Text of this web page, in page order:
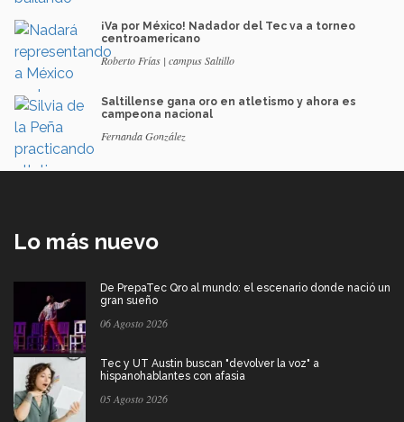
¡Va por México! Nadador del Tec va a torneo
centroamericano
Roberto Frías | campus Saltillo
Saltillense gana oro en atletismo y ahora es
campeona nacional
Fernanda González
Lo más nuevo
De PrepaTec Qro al mundo: el escenario donde nació un
gran sueño
06 Agosto 2026
Tec y UT Austin buscan "devolver la voz" a
hispanohablantes con afasia
05 Agosto 2026